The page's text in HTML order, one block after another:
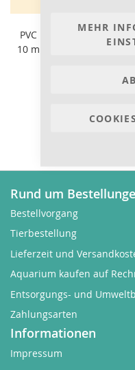
MEHR
PVC Fittings:T-Stück 45
10 mm bis 63 mm
Rund um
Bestellvorgang
Tierbestellung
Lieferzeit und
Aquarium kaufen auf
Entsorgungs- und
Zahlungsarten
Informationen
Impressum